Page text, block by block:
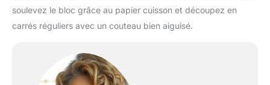
soulevez le bloc grâce au papier cuisson et découpez en
carrés réguliers avec un couteau bien aiguisé.